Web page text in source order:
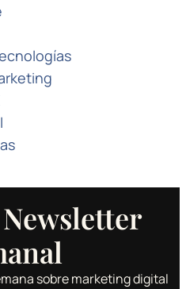
sobre marketing digital